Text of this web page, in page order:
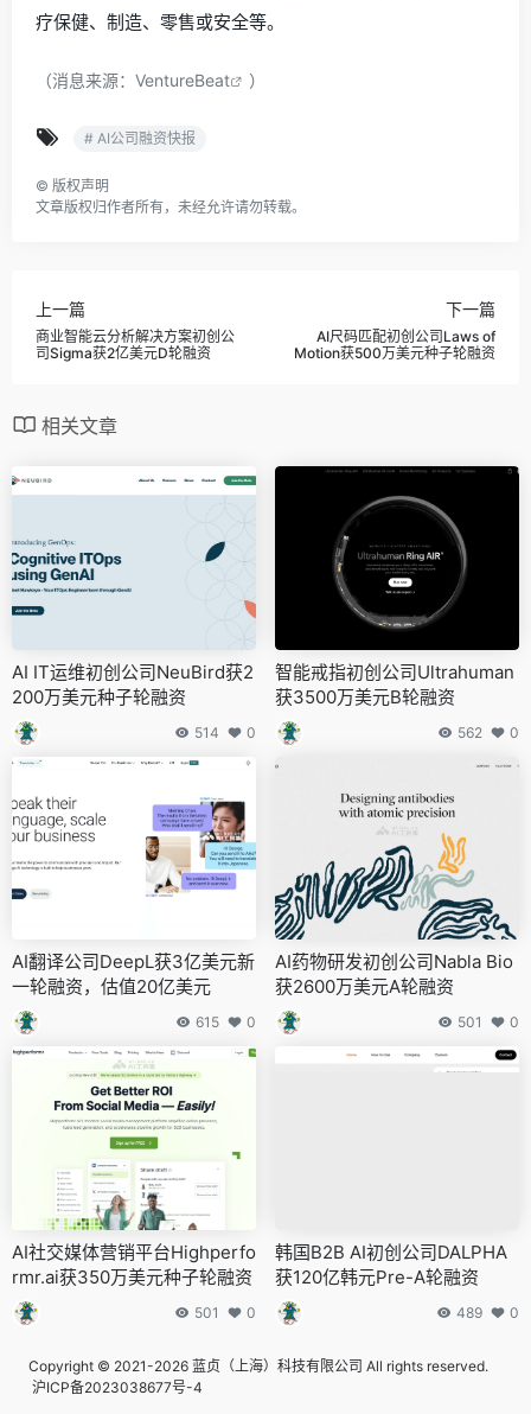
疗保健、制造、零售或安全等。
（消息来源： VentureBeat ）
# AI公司融资快报
© 版权声明
文章版权归作者所有，未经允许请勿转载。
上一篇
商业智能云分析解决方案初创公
司Sigma获2亿美元D轮融资
下一篇
AI尺码匹配初创公司Laws of
Motion获500万美元种子轮融资
相关文章
AI IT运维初创公司NeuBird获2
200万美元种子轮融资
514 0
智能戒指初创公司Ultrahuman
获3500万美元B轮融资
562 0
AI翻译公司DeepL获3亿美元新
一轮融资，估值20亿美元
615 0
AI药物研发初创公司Nabla Bio
获2600万美元A轮融资
501 0
AI社交媒体营销平台Highperfo
rmr.ai获350万美元种子轮融资
501 0
韩国B2B AI初创公司DALPHA
获120亿韩元Pre-A轮融资
489 0
Copyright © 2021-2026 蓝贞（上海）科技有限公司 All rights reserved.
沪ICP备2023038677号-4